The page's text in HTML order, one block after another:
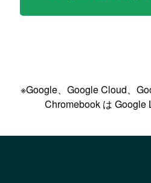
※Google、Google Cloud、
Chromebook は Google